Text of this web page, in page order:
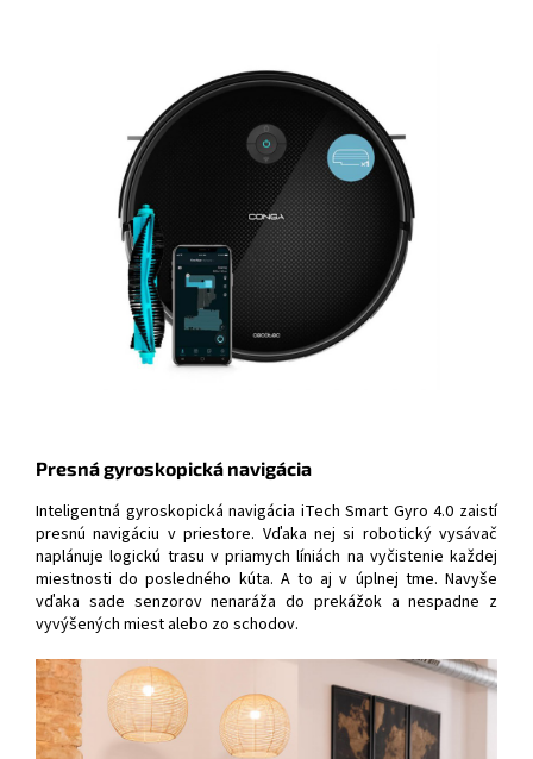
Presná gyroskopická navigácia
Inteligentná gyroskopická navigácia iTech Smart Gyro 4.0 zaistí
presnú navigáciu v priestore. Vďaka nej si robotický vysávač
naplánuje logickú trasu v priamych líniách na vyčistenie každej
miestnosti do posledného kúta. A to aj v úplnej tme. Navyše
vďaka sade senzorov nenaráža do prekážok a nespadne z
vyvýšených miest alebo zo schodov.